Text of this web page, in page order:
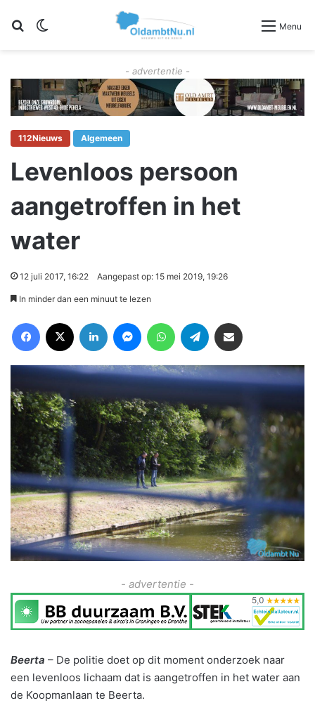
Zoeken Menu
- advertentie -
112Nieuws Algemeen
Levenloos persoon
aangetroffen in het
water
12 juli 2017, 16:22 Aangepast op: 15 mei 2019, 19:26
In minder dan een minuut te lezen
- advertentie -
Beerta – De politie doet op dit moment onderzoek naar
een levenloos lichaam dat is aangetroffen in het water aan
de Koopmanlaan te Beerta.